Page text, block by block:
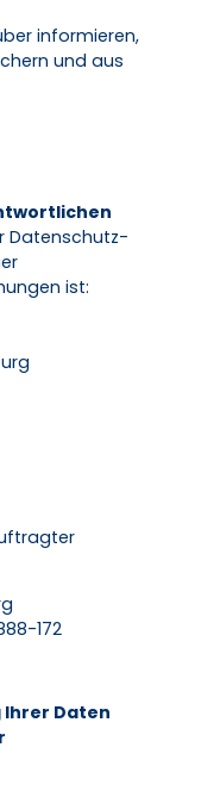
informieren,
und aus
Datenschutz-
ist:
172
Ihrer Daten